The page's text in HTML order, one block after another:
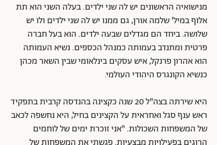
מנישואיה הראשונים יש לה שני ילדים. בעלה השני הוא תת
אלוף במיל' שלמה אורן, גם ממנו יש לה שני ילדים ולו יש
שלושה. ביחד הם מגדלים שבעה ילדים. הוא בעל חברה
פרטית ומתנדב בעמותה כמנהל הכספים. נשיא העמותה
הוא אהרון פרנקל, איש עסקים בינלאומי שבין השאר מכהן
כנשיא הקונגרס היהודי העולמי.
היא שירתה בצה"ל 20 שנה כקצינה בהנדסה קרבית בתפקיד
ראש ענף סגל ואחראית על הקצינים בחיל, היא נחשפה לכאב
של המשפחות השכולות. "אני זוכרת ימים של לוחמים
הרוגים בפעילויות מבצעיות. פגשתי את המשפחות של